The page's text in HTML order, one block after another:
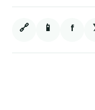
f
📱
🔗